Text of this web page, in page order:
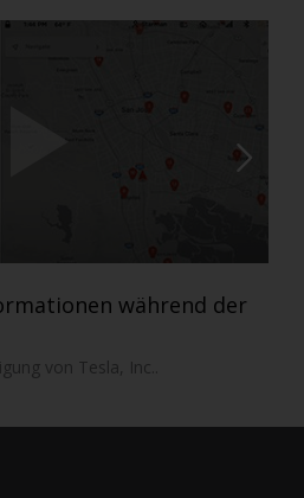
während der
von Tesla, Inc..